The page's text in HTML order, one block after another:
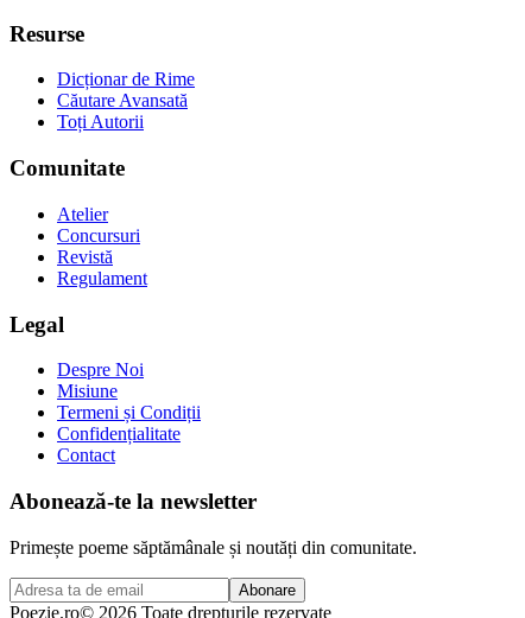
Resurse
Dicționar de Rime
Căutare Avansată
Toți Autorii
Comunitate
Atelier
Concursuri
Revistă
Regulament
Legal
Despre Noi
Misiune
Termeni și Condiții
Confidențialitate
Contact
Abonează-te la newsletter
Primește poeme săptămânale și noutăți din comunitate.
Abonare
Poezie.ro© 2026 Toate drepturile rezervate